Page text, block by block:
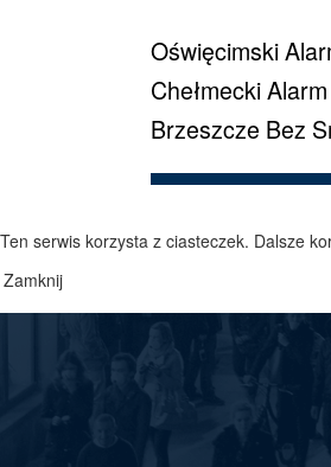
Oświęcimski
Chełmecki
Brzeszcze Bez
Ten serwis korzysta z ciasteczek. Dalsze
Zamknij